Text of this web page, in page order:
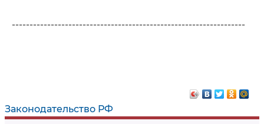
Законодательство РФ
------------------------------------------------------------------